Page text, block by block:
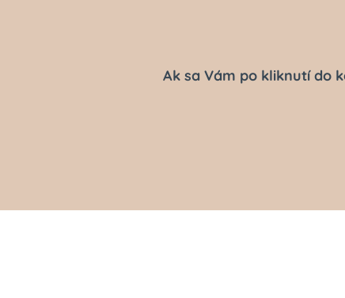
Ak sa Vám po kliknutí do